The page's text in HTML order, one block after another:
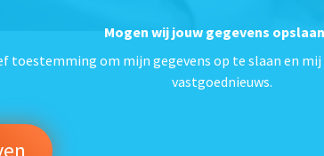
Mogen wij jouw gegevens
toestemming om mijn gegevens op te slaan en
vastgoednieuws.